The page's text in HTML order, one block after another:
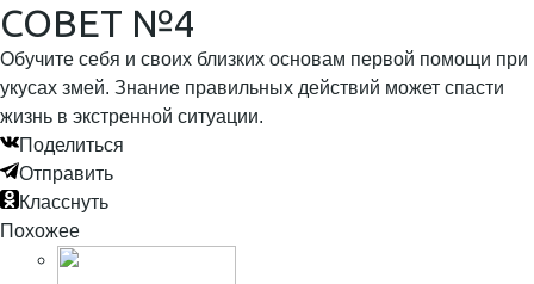
СОВЕТ №4
Обучите себя и своих близких основам первой помощи при
укусах змей. Знание правильных действий может спасти
жизнь в экстренной ситуации.
Поделиться
Отправить
Класснуть
Похожее